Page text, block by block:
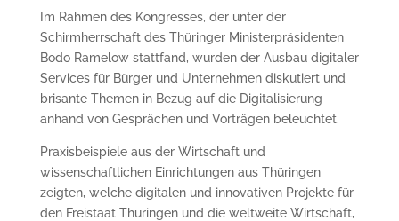
Im Rahmen des Kongresses, der unter der
Schirmherrschaft des Thüringer Ministerpräsidenten
Bodo Ramelow stattfand, wurden der Ausbau digitaler
Services für Bürger und Unternehmen diskutiert und
brisante Themen in Bezug auf die Digitalisierung
anhand von Gesprächen und Vorträgen beleuchtet.
Praxisbeispiele aus der Wirtschaft und
wissenschaftlichen Einrichtungen aus Thüringen
zeigten, welche digitalen und innovativen Projekte für
den Freistaat Thüringen und die weltweite Wirtschaft,